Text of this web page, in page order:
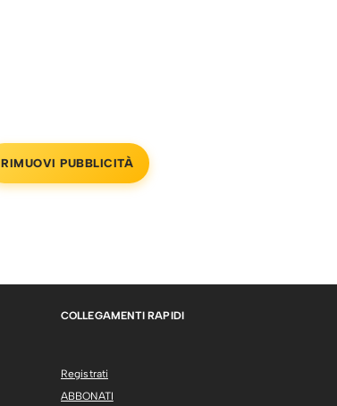
RIMUOVI PUBBLICITÀ
COLLEGAMENTI RAPIDI
Registrati
ABBONATI